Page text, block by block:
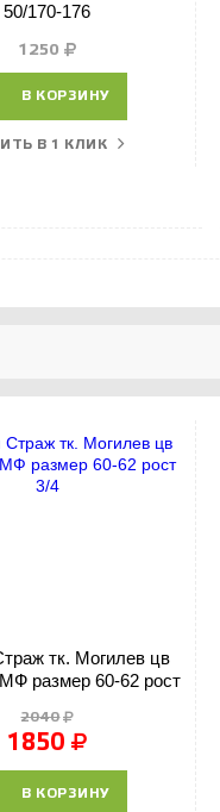
50/170-176
1250
В КОРЗИНУ
В 1 КЛИК
тк. Могилев цв
размер 60-62 рост
2040
1850
В КОРЗИНУ